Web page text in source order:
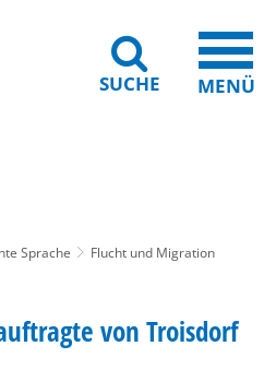
SUCHE MENÜ
Sprache
Flucht und Migration
von Troisdorf